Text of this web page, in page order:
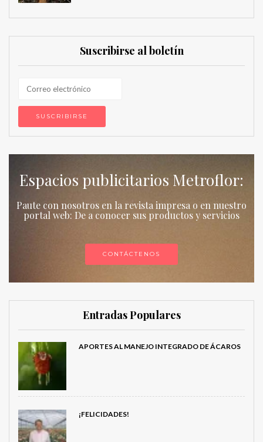
Suscribirse al boletín
Espacios publicitarios Metroflor:
Paute con nosotros en la revista impresa o en nuestro
portal web: De a conocer sus productos y servicios
CONTÁCTENOS
Entradas Populares
APORTES AL MANEJO INTEGRADO DE ÁCAROS
¡FELICIDADES!